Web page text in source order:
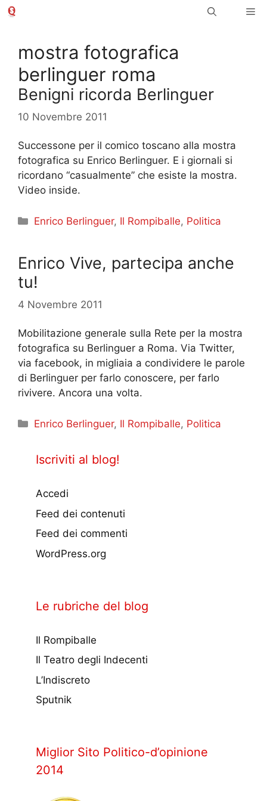
Vai
mostra fotografica
berlinguer roma
Benigni ricorda Berlinguer
10 Novembre 2011
Successone per il comico toscano alla mostra
fotografica su Enrico Berlinguer. E i giornali si
ricordano “casualmente” che esiste la mostra.
Video inside.
Categorie
Enrico Berlinguer, Il Rompiballe, Politica
Enrico Vive, partecipa anche
tu!
4 Novembre 2011
Mobilitazione generale sulla Rete per la mostra
fotografica su Berlinguer a Roma. Via Twitter,
via facebook, in migliaia a condividere le parole
di Berlinguer per farlo conoscere, per farlo
rivivere. Ancora una volta.
Categorie
Enrico Berlinguer, Il Rompiballe, Politica
Iscriviti al blog!
Accedi
Feed dei contenuti
Feed dei commenti
WordPress.org
Le rubriche del blog
Il Rompiballe
Il Teatro degli Indecenti
L’Indiscreto
Sputnik
Miglior Sito Politico-d’opinione
2014